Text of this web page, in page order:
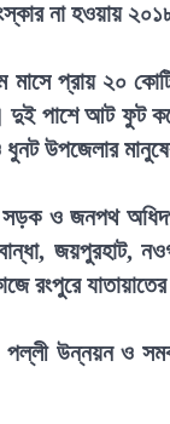
না হওয়ায়
মাসে প্রায় ২০
পাশে আট ফুট করে
উপজেলার
ও জনপথ
জয়পুরহাট,
রংপুরে
পল্লী উন্নয়ন ও